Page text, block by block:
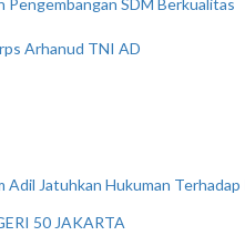
Pengembangan SDM Berkualitas
Arhanud TNI AD
Jatuhkan Hukuman
50 JAKARTA